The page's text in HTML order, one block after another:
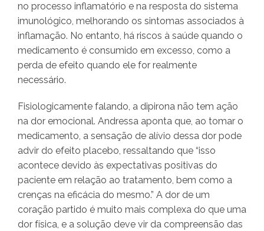
no processo inflamatório e na resposta do sistema
imunológico, melhorando os sintomas associados à
inflamação. No entanto, há riscos à saúde quando o
medicamento é consumido em excesso, como a
perda de efeito quando ele for realmente
necessário.
Fisiologicamente falando, a dipirona não tem ação
na dor emocional. Andressa aponta que, ao tomar o
medicamento, a sensação de alívio dessa dor pode
advir do efeito placebo, ressaltando que “isso
acontece devido às expectativas positivas do
paciente em relação ao tratamento, bem como a
crenças na eficácia do mesmo.” A dor de um
coração partido é muito mais complexa do que uma
dor física, e a solução deve vir da compreensão das